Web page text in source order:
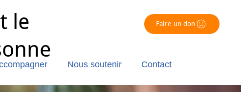
Nous soutenir Contact
le
Faire un don